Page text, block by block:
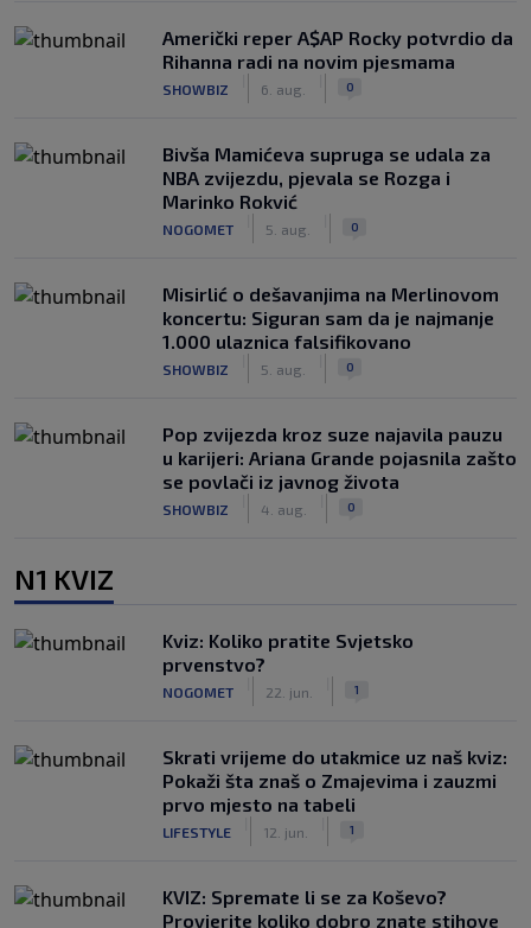
Američki reper A$AP Rocky potvrdio da
Rihanna radi na novim pjesmama
SHOWBIZ 6. aug. 0
Bivša Mamićeva supruga se udala za
NBA zvijezdu, pjevala se Rozga i
Marinko Rokvić
NOGOMET 5. aug. 0
Misirlić o dešavanjima na Merlinovom
koncertu: Siguran sam da je najmanje
1.000 ulaznica falsifikovano
SHOWBIZ 5. aug. 0
Pop zvijezda kroz suze najavila pauzu
u karijeri: Ariana Grande pojasnila zašto
se povlači iz javnog života
SHOWBIZ 4. aug. 0
N1 KVIZ
Kviz: Koliko pratite Svjetsko
prvenstvo?
NOGOMET 22. jun. 1
Skrati vrijeme do utakmice uz naš kviz:
Pokaži šta znaš o Zmajevima i zauzmi
prvo mjesto na tabeli
LIFESTYLE 12. jun. 1
KVIZ: Spremate li se za Koševo?
Provjerite koliko dobro znate stihove